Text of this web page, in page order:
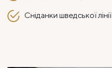
Сніданки шведської лінії